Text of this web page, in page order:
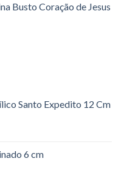
Busto Coração de Jesus
Santo Expedito 12 Cm
6 cm